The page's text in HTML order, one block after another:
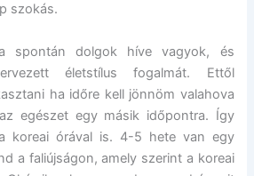
szokás.
spontán dolgok híve vagyok, és
életstílus fogalmát. Ettől
ha időre kell jönnöm valahova
egészet egy másik időpontra. Így
koreai órával is. 4-5 hete van egy
a faliújságon, amely szerint a koreai